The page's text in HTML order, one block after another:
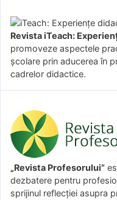
Revista iTeach:
promoveze aspectele
şcolare prin aducerea în
cadrelor didactice.
„Revista Profesorului”
dezbatere pentru
sprijinul reflecției asupra